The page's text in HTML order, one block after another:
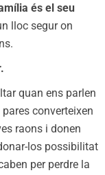
és el seu
lloc segur on
quan ens parlen
converteixen
raons i donen
los possibilitat
per perdre la